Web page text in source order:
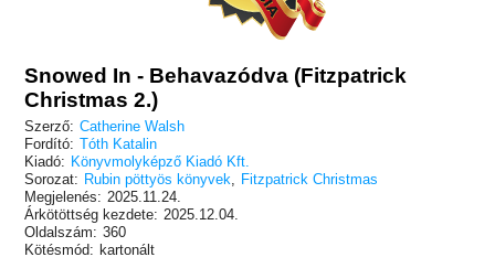
Snowed In - Behavazódva (Fitzpatrick
Christmas 2.)
Szerző: Catherine Walsh
Fordító: Tóth Katalin
Kiadó: Könyvmolyképző Kiadó Kft.
Sorozat: Rubin pöttyös könyvek
Fitzpatrick Christmas
Megjelenés: 2025.11.24.
Árkötöttség kezdete: 2025.12.04.
Oldalszám: 360
Kötésmód: kartonált